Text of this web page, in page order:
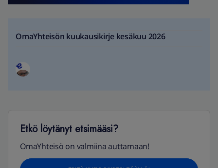
OmaYhteisön kuukausikirje kesäkuu 2026
Etkö löytänyt etsimääsi?
OmaYhteisö on valmiina auttamaan!